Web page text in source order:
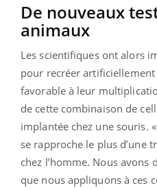
De nouveaux
animaux
Les scientifiques ont alors
pour recréer
favorable à leur
de cette combinaison de
implantée chez une souris.
se rapproche le plus d’une
chez l’homme. Nous
que nous appliquons à ces